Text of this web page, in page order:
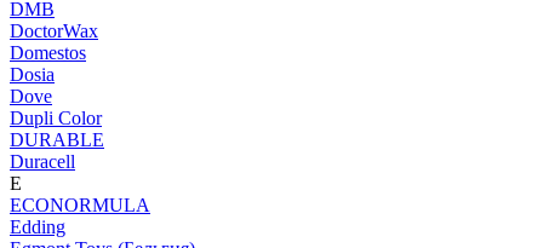
DMB
DoctorWax
Domestos
Dosia
Dove
Dupli Color
DURABLE
Duracell
E
ECONORMULA
Edding